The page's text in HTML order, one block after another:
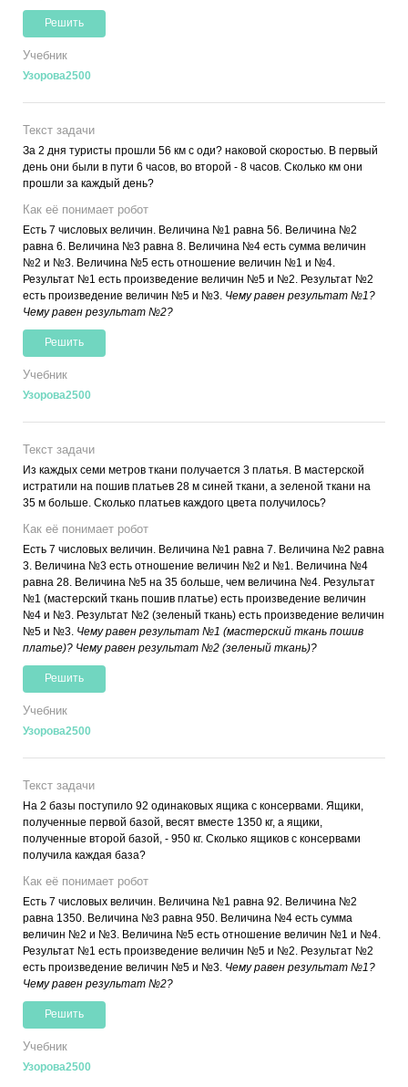
Решить
Учебник
Узорова2500
Текст задачи
За 2 дня туристы прошли 56 км с оди? наковой скоростью. В первый
день они были в пути 6 часов, во второй - 8 часов. Сколько км они
прошли за каждый день?
Как её понимает робот
Есть 7 числовых величин. Величина №1 равна 56. Величина №2
равна 6. Величина №3 равна 8. Величина №4 есть сумма величин
№2 и №3. Величина №5 есть отношение величин №1 и №4.
Результат №1 есть произведение величин №5 и №2. Результат №2
есть произведение величин №5 и №3. Чему равен результат №1?
Чему равен результат №2?
Решить
Учебник
Узорова2500
Текст задачи
Из каждых семи метров ткани получается 3 платья. В мастерской
истратили на пошив платьев 28 м синей ткани, а зеленой ткани на
35 м больше. Сколько платьев каждого цвета получилось?
Как её понимает робот
Есть 7 числовых величин. Величина №1 равна 7. Величина №2 равна
3. Величина №3 есть отношение величин №2 и №1. Величина №4
равна 28. Величина №5 на 35 больше, чем величина №4. Результат
№1 (мастерский ткань пошив платье) есть произведение величин
№4 и №3. Результат №2 (зеленый ткань) есть произведение величин
№5 и №3. Чему равен результат №1 (мастерский ткань пошив
платье)? Чему равен результат №2 (зеленый ткань)?
Решить
Учебник
Узорова2500
Текст задачи
На 2 базы поступило 92 одинаковых ящика с консервами. Ящики,
полученные первой базой, весят вместе 1350 кг, а ящики,
полученные второй базой, - 950 кг. Сколько ящиков с консервами
получила каждая база?
Как её понимает робот
Есть 7 числовых величин. Величина №1 равна 92. Величина №2
равна 1350. Величина №3 равна 950. Величина №4 есть сумма
величин №2 и №3. Величина №5 есть отношение величин №1 и №4.
Результат №1 есть произведение величин №5 и №2. Результат №2
есть произведение величин №5 и №3. Чему равен результат №1?
Чему равен результат №2?
Решить
Учебник
Узорова2500